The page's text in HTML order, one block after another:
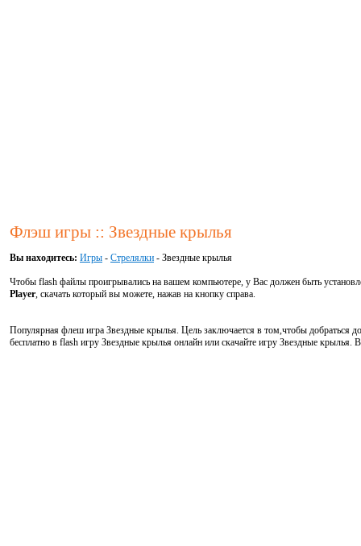
Флэш игры :: Звездные крылья
Вы находитесь: Игры - Стрелялки - Звездные крылья
Чтобы flash файлы проигрывались на вашем компьютере, у Вас должен быть
Player, скачать который вы можете, нажав на кнопку справа.
Популярная флеш игра Звездные крылья. Цель заключается в том,чтобы добраться
бесплатно в flash игру Звездные крылья онлайн или скачайте игру Звездные